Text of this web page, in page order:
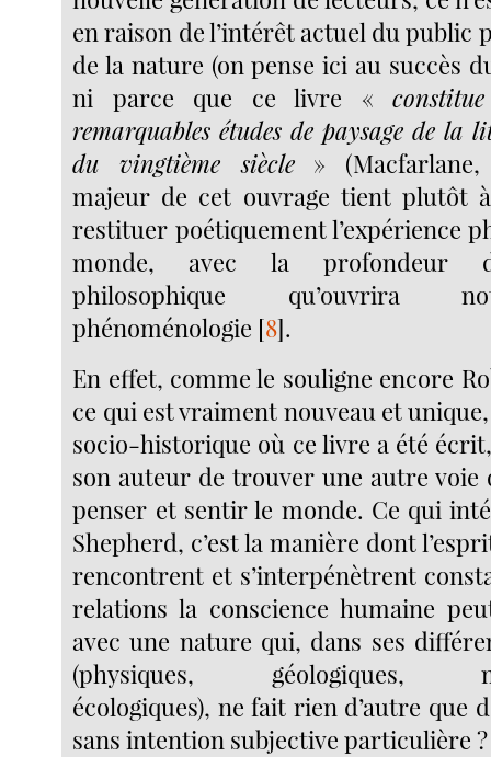
en raison de l’intérêt actuel du public
de la nature (on pense ici au succès
ni parce que ce livre «
remarquables études de paysage de la
du vingtième siècle» (Macfarlane,
majeur de cet ouvrage tient plutôt
restituer poétiquement l’expérience
monde, avec la profondeur
philosophique qu’ouvrira
phénoménologie [8].
En effet, comme le souligne encore
ce qui est vraiment nouveau et
socio-historique où ce livre a été
son auteur de trouver une autre voie
penser et sentir le monde. Ce qui
Shepherd, c’est la manière dont
rencontrent et s’interpénètrent
relations la conscience humaine
avec une nature qui, dans ses
(physiques, géologiques,
écologiques), ne fait rien d’autre que
sans intention subjective particulière ?